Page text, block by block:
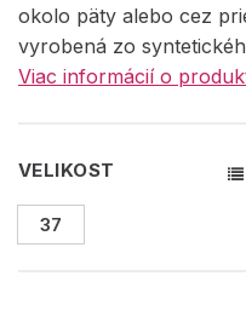
okolo päty alebo cez
vyrobená zo
Viac informácií o
VELIKOST
37